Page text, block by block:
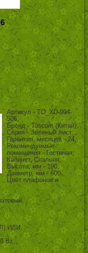
Артикул - TO_XD-994-
506,
Бренд - Toscom (Китай),
Серия - Зеленый лист,
Гарантия, месяцев - 24,
Рекомендуемые
помещения - Гостиная,
Кабинет, Спальня,
Высота, мм - 190,
Диаметр, мм - 600,
Цвет плафонов и
ИЛИ
Вт, ,